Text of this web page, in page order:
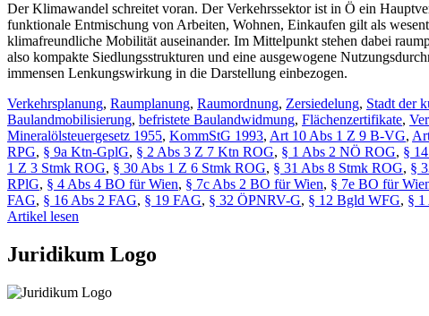
Der Klimawandel schreitet voran. Der Verkehrssektor ist in Ö ein
funktionale Entmischung von Arbeiten, Wohnen, Einkaufen gilt als
klimafreundliche Mobilität auseinander. Im Mittelpunkt stehen dabei
also kompakte Siedlungsstrukturen und eine ausgewogene
immensen Lenkungswirkung in die Darstellung einbezogen.
Verkehrsplanung, Raumplanung, Raumordnung, Zersiedelung, Stadt der
Baulandmobilisierung, befristete Baulandwidmung, Flächenzertifikate,
Mineralölsteuergesetz 1955, KommStG 1993, Art 10 Abs 1 Z 9 B-VG,
RPG, § 9a Ktn-GplG, § 2 Abs 3 Z 7 Ktn ROG, § 1 Abs 2 NÖ ROG, §
1 Z 3 Stmk ROG, § 30 Abs 1 Z 6 Stmk ROG, § 31 Abs 8 Stmk ROG, §
RPlG, § 4 Abs 4 BO für Wien, § 7c Abs 2 BO für Wien, § 7e BO für
FAG, § 16 Abs 2 FAG, § 19 FAG, § 32 ÖPNRV-G, § 12 Bgld WFG, §
Artikel lesen
Juridikum Logo